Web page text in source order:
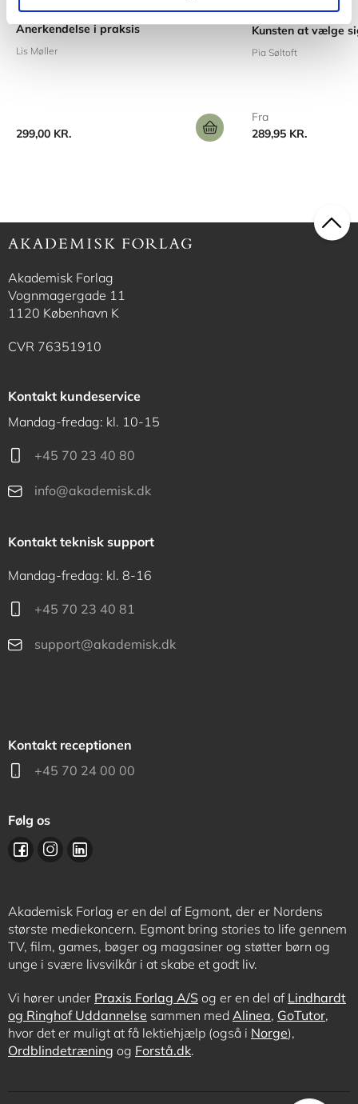
Anerkendelse i praksis
Lis Møller
299,00 KR.
Kunsten at vælge
Pia Søltoft
Fra
289,95 KR.
Akademisk Forlag
Vognmagergade 11
1120 København K
CVR 76351910
Kontakt kundeservice
Mandag-fredag: kl. 10-15
+45 70 23 40 80
info@akademisk.dk
Kontakt teknisk support
Mandag-fredag: kl. 8-16
+45 70 23 40 81
support@akademisk.dk
Kontakt receptionen
+45 70 24 00 00
Følg os
Akademisk Forlag er en del af Egmont, der er Nordens
største mediekoncern. Egmont bring stories to life gennem
TV, film, games, bøger og magasiner og støtter børn og
unge i svære livsvilkår i at skabe et godt liv.
Vi hører under Praxis Forlag A/S og er en del af Lindhardt
og Ringhof Uddannelse sammen med Alinea, GoTutor,
hvor det er muligt at få lektiehjælp (også i Norge),
Ordblindetræning og Forstå.dk.